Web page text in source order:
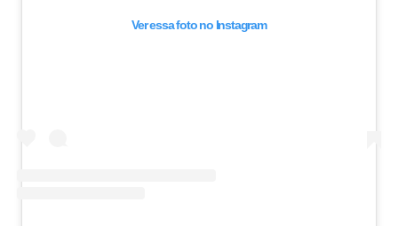
Ver essa foto no Instagram